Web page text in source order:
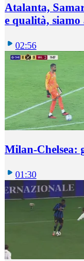
Atalanta,
e qualità,
02:56
Milan-Chelsea:
01:30